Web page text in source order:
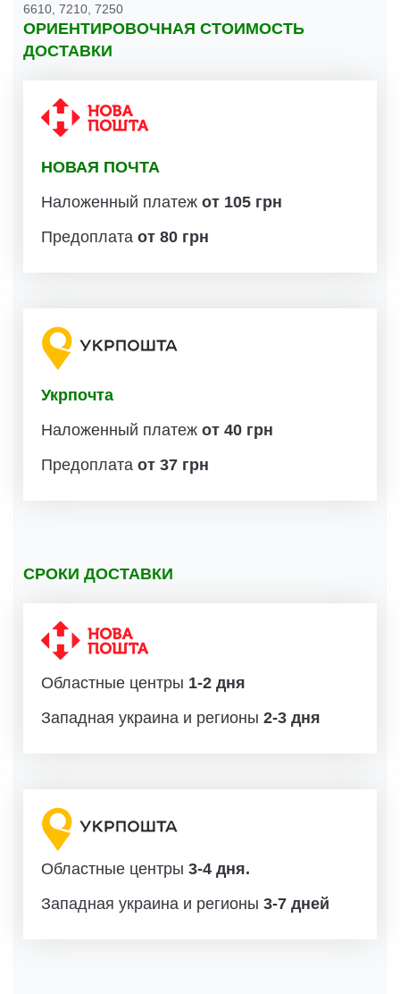
6610, 7210, 7250
ОРИЕНТИРОВОЧНАЯ СТОИМОСТЬ
ДОСТАВКИ
НОВАЯ ПОЧТА
Наложенный платеж от 105 грн
Предоплата от 80 грн
Укрпочта
Наложенный платеж от 40 грн
Предоплата от 37 грн
СРОКИ ДОСТАВКИ
Областные центры 1-2 дня
Западная украина и регионы 2-3 дня
Областные центры 3-4 дня.
Западная украина и регионы 3-7 дней